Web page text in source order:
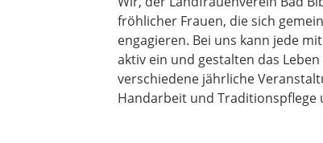
fröhlicher Frauen, die sich
engagieren. Bei uns kann jede
aktiv ein und gestalten das
verschiedene jährliche
Handarbeit und Traditionspflege